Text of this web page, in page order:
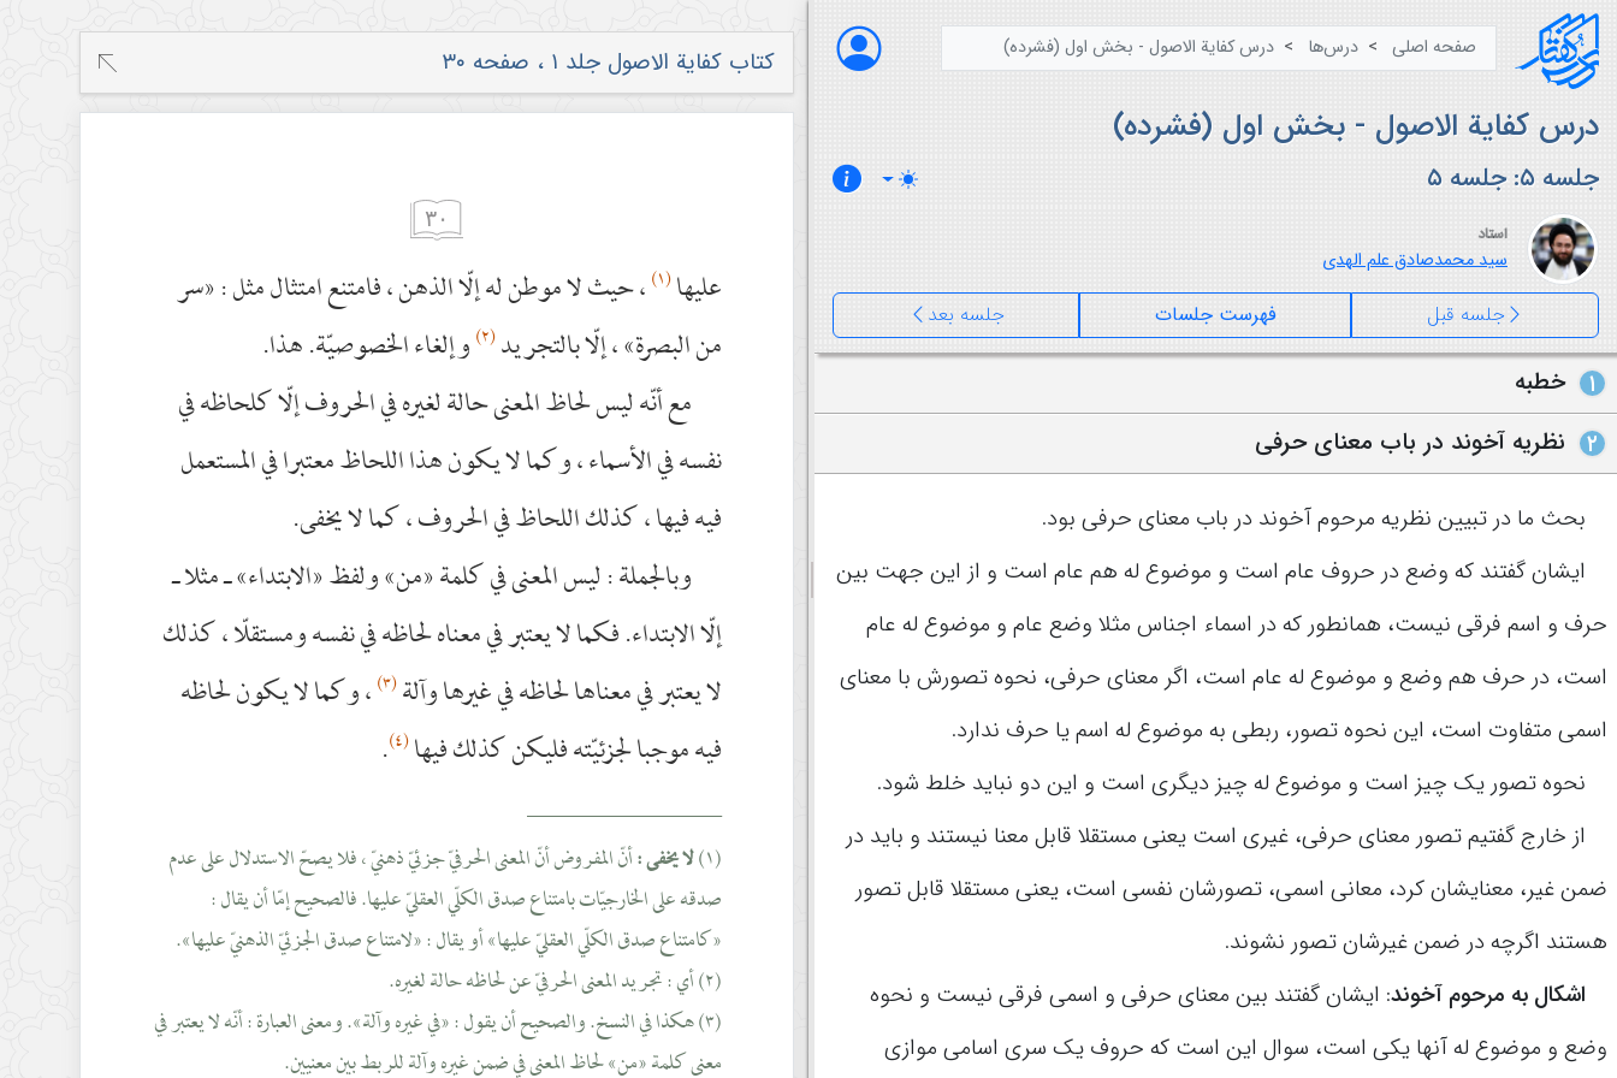
صفحه اصلی درس‌ها درس کفایة الاصول - بخش اول (فشرده)
درس کفایة الاصول - بخش اول (فشرده)
جلسه ۵: جلسه ۵
استاد
سید محمدصادق علم الهدی
جلسه قبل فهرست جلسات جلسه بعد
۱
خطبه
۲
نظریه آخوند در باب معنای حرفی
بحث ما در تبیین نظریه مرحوم آخوند در باب معنای حرفی بود.
ایشان گفتند که وضع در حروف عام است و موضوع له هم عام است و از این جهت بین
حرف و اسم فرقی نیست، همانطور که در اسماء اجناس مثلا وضع عام و موضوع له عام
است، در حرف هم وضع و موضوع له عام است، اگر معنای حرفی، نحوه تصورش با معنای
اسمی متفاوت است، این نحوه تصور، ربطی به موضوع له اسم یا حرف ندارد.
نحوه تصور یک چیز است و موضوع له چیز دیگری است و این دو نباید خلط شود.
از خارج گفتیم تصور معنای حرفی، غیری است یعنی مستقلا قابل معنا نیستند و باید در
ضمن غیر، معنایشان کرد، معانی اسمی، تصورشان نفسی است، یعنی مستقلا قابل تصور
هستند اگرچه در ضمن غیرشان تصور نشوند.
اشکال به مرحوم آخوند: ایشان گفتند بین معنای حرفی و اسمی فرقی نیست و نحوه
وضع و موضوع له آنها یکی است، سوال این است که حروف یک سری اسامی موازی
کتاب کفایة الاصول جلد ۱ ، صفحه ۳۰
٣٠
عليها(١) ، حيث لا موطن له إلّا الذهن ، فامتنع امتثال مثل : «سر
من البصرة» ، إلّا بالتجريد(٢) وإلغاء الخصوصيّة. هذا.
مع أنّه ليس لحاظ المعنى حالة لغيره في الحروف إلّا كلحاظه في
نفسه في الأسماء ، وكما لا يكون هذا اللحاظ معتبرا في المستعمل
فيه فيها ، كذلك اللحاظ في الحروف ، كما لا يخفى.
وبالجملة : ليس المعنى في كلمة «من» ولفظ «الابتداء» ـ مثلا ـ
إلّا الابتداء. فكما لا يعتبر في معناه لحاظه في نفسه ومستقلّا ، كذلك
لا يعتبر في معناها لحاظه في غيرها وآلة(٣) ، وكما لا يكون لحاظه
فيه موجبا لجزئيّته فليكن كذلك فيها(٤) .
__________________
(١) لا يخفى :أنّ المفروض أنّ المعنى الحرفيّ جزئيّ ذهنيّ ، فلا يصحّ الاستدلال على عدم
صدقه على الخارجيّات بامتناع صدق الكلّي العقليّ عليها. فالصحيح إمّا أن يقال :
«كامتناع صدق الكلّي العقليّ عليها» أو يقال : «لامتناع صدق الجزئيّ الذهنيّ عليها».
(٢) أي : تجريد المعنى الحرفيّ عن لحاظه حالة لغيره.
(٣) هكذا في النسخ. والصحيح أن يقول : «في غيره وآلة». ومعنى العبارة : أنّه لا يعتبر في
معنى كلمة «من» لحاظ المعنى في ضمن غيره وآلة للربط بين معنيين.